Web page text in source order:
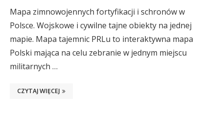
Mapa zimnowojennych fortyfikacji i schronów w
Polsce. Wojskowe i cywilne tajne obiekty na jednej
mapie. Mapa tajemnic PRLu to interaktywna mapa
Polski mająca na celu zebranie w jednym miejscu
militarnych …
CZYTAJ WIĘCEJ